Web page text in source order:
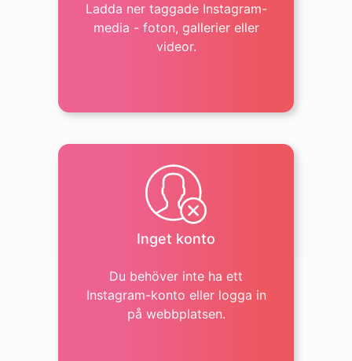
Ladda ner taggade Instagram-
media - foton, gallerier eller
videor.
Inget konto
Du behöver inte ha ett
Instagram-konto eller logga in
på webbplatsen.